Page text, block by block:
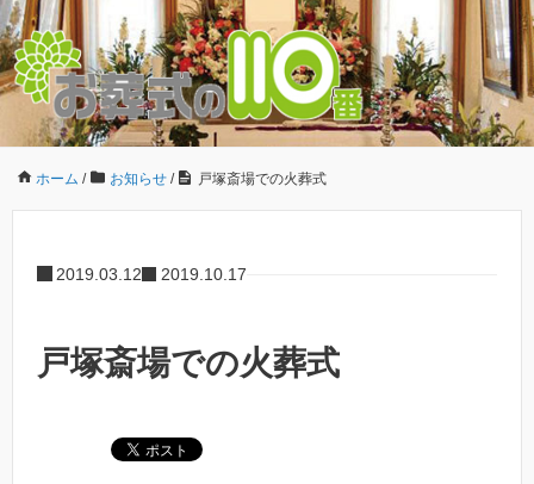
ホーム / お知らせ / 戸塚斎場での火葬式
2019.03.12 2019.10.17
戸塚斎場での火葬式